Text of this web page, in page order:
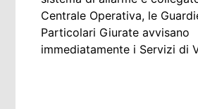
Centrale Operativa, le
Particolari Giurate avvisano
immediatamente i Servizi di